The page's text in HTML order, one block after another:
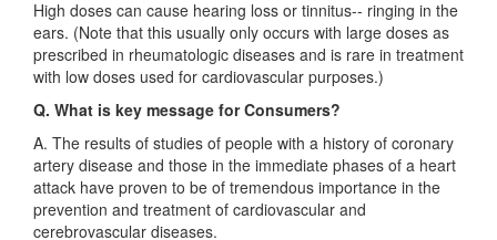
High doses can cause hearing loss or tinnitus-- ringing in the
ears. (Note that this usually only occurs with large doses as
prescribed in rheumatologic diseases and is rare in treatment
with low doses used for cardiovascular purposes.)
Q. What is key message for Consumers?
A. The results of studies of people with a history of coronary
artery disease and those in the immediate phases of a heart
attack have proven to be of tremendous importance in the
prevention and treatment of cardiovascular and
cerebrovascular diseases.